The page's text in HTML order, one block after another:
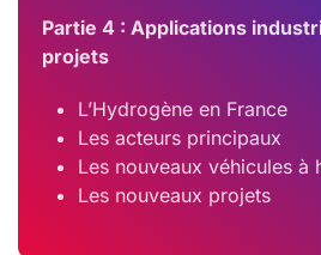
Partie 4 : Applications
projets
L’Hydrogène en France
Les acteurs principaux
Les nouveaux véhicules à
Les nouveaux projets